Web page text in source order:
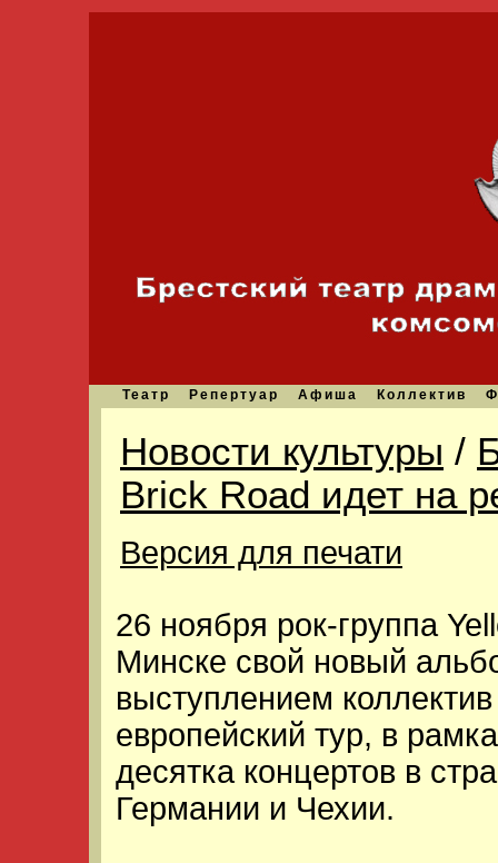
Театр Репертуар Афиша Коллектив
Новости культуры /
Brick Road идет на
Версия для печати
26 ноября рок-группа
Минске свой новый
выступлением
европейский тур, в
десятка концертов в
Германии и Чехии.